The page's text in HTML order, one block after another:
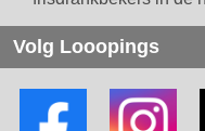
Volg Looopings